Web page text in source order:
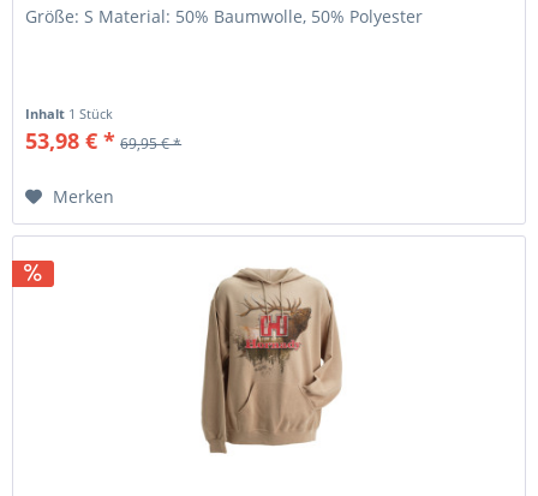
Größe: S Material: 50% Baumwolle, 50% Polyester
Inhalt 1 Stück
53,98 € * 69,95 € *
Merken